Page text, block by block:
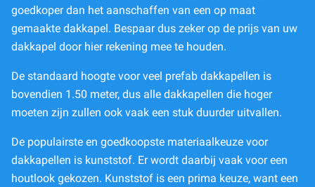
goedkoper dan het aanschaffen van een op maat
gemaakte dakkapel. Bespaar dus zeker op de prijs van uw
dakkapel door hier rekening mee te houden.
De standaard hoogte voor veel prefab dakkapellen is
bovendien 1.50 meter, dus alle dakkapellen die hoger
moeten zijn zullen ook vaak een stuk duurder uitvallen.
De populairste en goedkoopste materiaalkeuze voor
dakkapellen is kunststof. Er wordt daarbij vaak voor een
houtlook gekozen. Kunststof is een prima keuze, want een